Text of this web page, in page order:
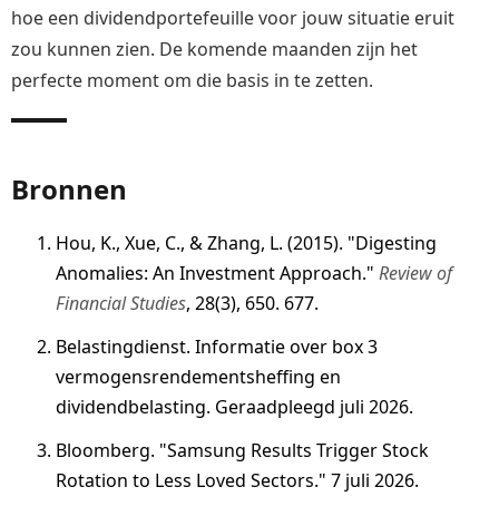
hoe een dividendportefeuille voor jouw situatie eruit
zou kunnen zien. De komende maanden zijn het
perfecte moment om die basis in te zetten.
Bronnen
Hou, K., Xue, C., & Zhang, L. (2015). "Digesting
Anomalies: An Investment Approach." Review of
Financial Studies, 28(3), 650. 677.
Belastingdienst. Informatie over box 3
vermogensrendementsheffing en
dividendbelasting. Geraadpleegd juli 2026.
Bloomberg. "Samsung Results Trigger Stock
Rotation to Less Loved Sectors." 7 juli 2026.